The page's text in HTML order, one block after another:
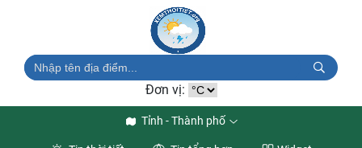
Đơn vị:
Tỉnh - Thành phố